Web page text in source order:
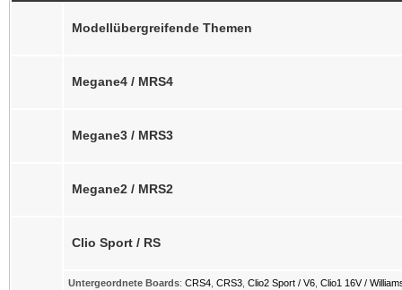
Modellübergreifende Themen
Megane4 / MRS4
Megane3 / MRS3
Megane2 / MRS2
Clio Sport / RS
Untergeordnete Boards: CRS4, CRS3, Clio2 Sport / V6, Clio1 16V /